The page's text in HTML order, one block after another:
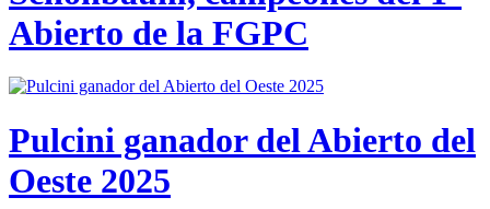
Abierto de la FGPC
Pulcini ganador del Abierto del
Oeste 2025